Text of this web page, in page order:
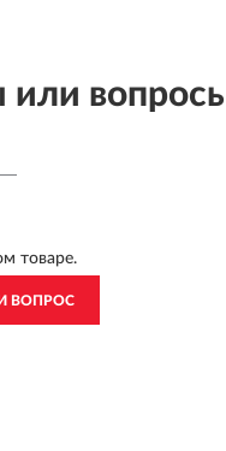
или
товаре.
ВОПРОС